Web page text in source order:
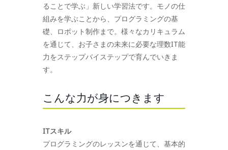
ることで学ぶ」新しい学習法です。モノの仕
組みを学ぶことから、プログラミングの基
礎、ロボット制作まで。様々なカリキュラム
を通じて、お子さまの未来に必要な理数IT能
力をステップバイステップで育んでいきま
す。
こんな力が身につきます
ITスキル
プログラミングのレッスンを通じて、基本的